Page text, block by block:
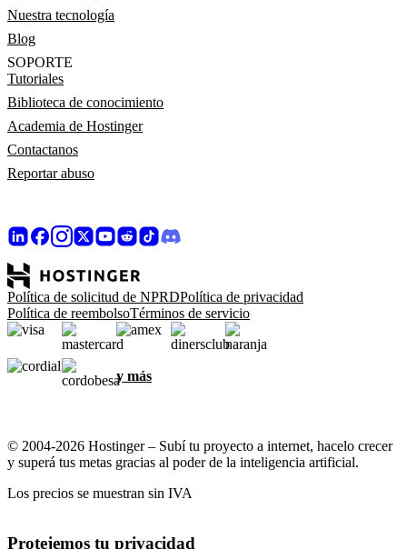
Nuestra tecnología
Blog
SOPORTE
Tutoriales
Biblioteca de conocimiento
Academia de Hostinger
Contactanos
Reportar abuso
Política de solicitud de NPRDPolítica de privacidad
Política de reembolsoTérminos de servicio
y más
© 2004-2026 Hostinger – Subí tu proyecto a internet, hacelo crecer
y superá tus metas gracias al poder de la inteligencia artificial.
Los precios se muestran sin IVA
Protejemos tu privacidad